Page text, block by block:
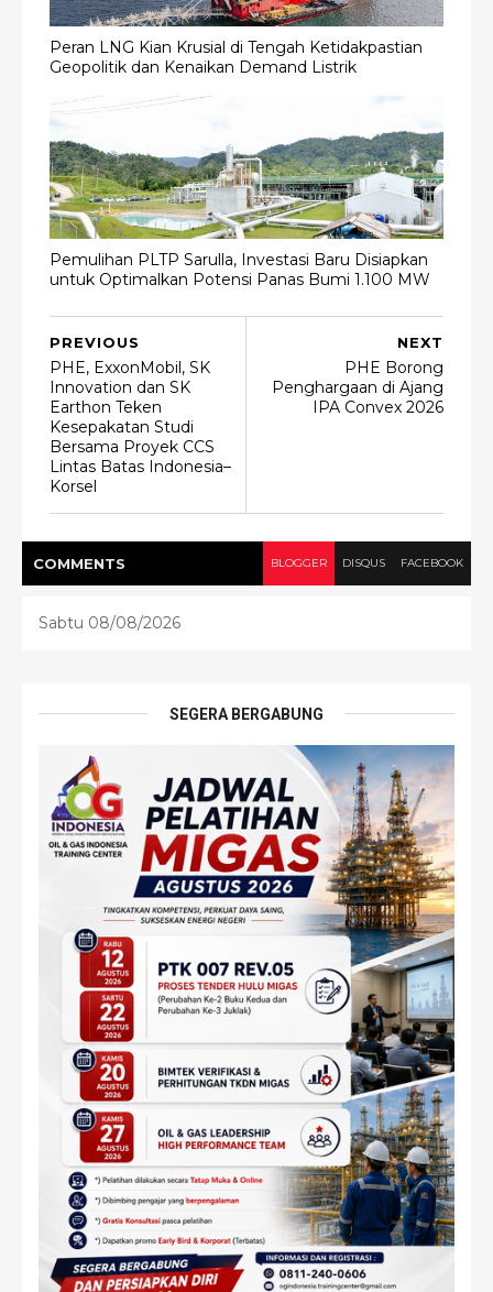
Peran LNG Kian Krusial di Tengah Ketidakpastian
Geopolitik dan Kenaikan Demand Listrik
Pemulihan PLTP Sarulla, Investasi Baru Disiapkan
untuk Optimalkan Potensi Panas Bumi 1.100 MW
NEXT
PHE Borong
Penghargaan di Ajang
IPA Convex 2026
PREVIOUS
PHE, ExxonMobil, SK
Innovation dan SK
Earthon Teken
Kesepakatan Studi
Bersama Proyek CCS
Lintas Batas Indonesia–
Korsel
COMMENTS BLOGGER DISQUS FACEBOOK
Sabtu 08/08/2026
SEGERA BERGABUNG